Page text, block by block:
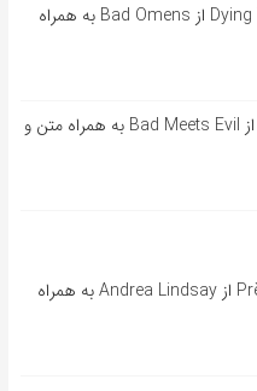
آهنگ انگلیسی Dying To Love از Bad Omens به همراه
آهنگ انگلیسی Lighters از Bad Meets Evil به همراه متن و
آهنگ فرانسوی Près de toi از Andrea Lindsay به همراه